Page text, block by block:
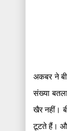
अकबर ने
संख्या
खैर नहीं।
टूटते हैं।